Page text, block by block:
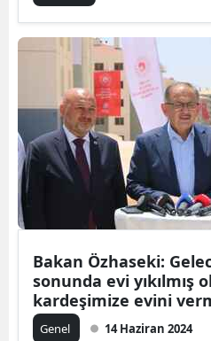
Bakan Özhaseki:
sonunda evi yıkılmış
kardeşimize evini
Genel 14 Haziran 2024